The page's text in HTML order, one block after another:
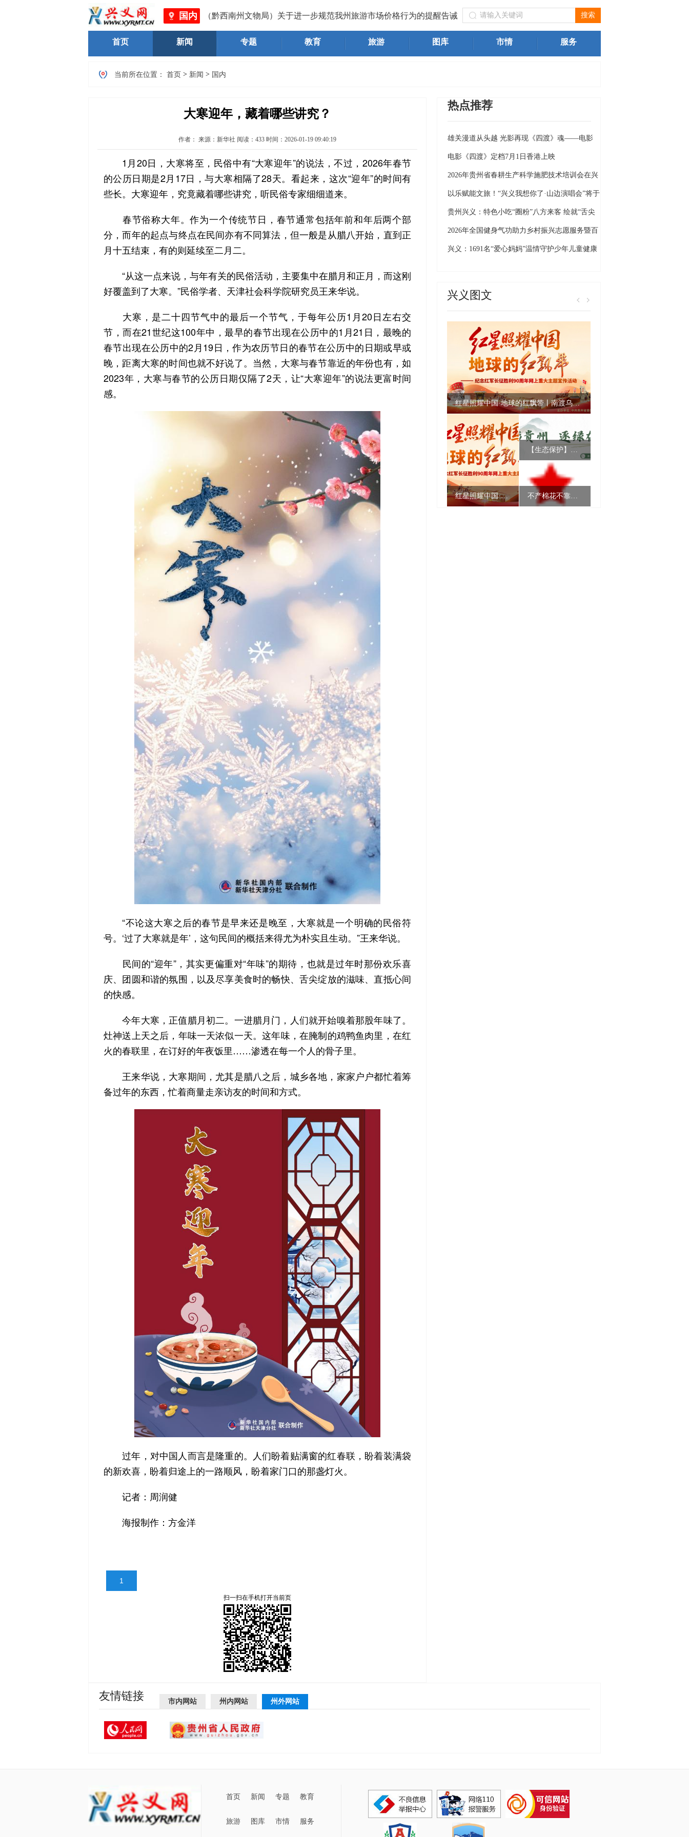
国内
市场监督管理局 、黔西南州文化体育广电旅游局（黔西南州文物局）关于进一步规范我州旅游市场价格行为的提醒告诫函 兴义市文体广电旅游局、兴义市发展和改革局、兴义市市场
首页 新闻 专题 教育 旅游 图库 市情 服务
当前所在位置： 首页 > 新闻 > 国内
大寒迎年，藏着哪些讲究？
作者： 来源：新华社 阅读： 433 时间： 2026-01-19 09:40:19
1月20日，大寒将至，民俗中有“大寒迎年”的说法，不过，2026年春节
的公历日期是2月17日，与大寒相隔了28天。看起来，这次“迎年”的时间有
些长。大寒迎年，究竟藏着哪些讲究，听民俗专家细细道来。
春节俗称大年。作为一个传统节日，春节通常包括年前和年后两个部
分，而年的起点与终点在民间亦有不同算法，但一般是从腊八开始，直到正
月十五结束，有的则延续至二月二。
“从这一点来说，与年有关的民俗活动，主要集中在腊月和正月，而这刚
好覆盖到了大寒。”民俗学者、天津社会科学院研究员王来华说。
大寒，是二十四节气中的最后一个节气，于每年公历1月20日左右交
节，而在21世纪这100年中，最早的春节出现在公历中的1月21日，最晚的
春节出现在公历中的2月19日，作为农历节日的春节在公历中的日期或早或
晚，距离大寒的时间也就不好说了。当然，大寒与春节靠近的年份也有，如
2023年，大寒与春节的公历日期仅隔了2天，让“大寒迎年”的说法更富时间
感。
“不论这大寒之后的春节是早来还是晚至，大寒就是一个明确的民俗符
号。‘过了大寒就是年’，这句民间的概括来得尤为朴实且生动。”王来华说。
民间的“迎年”，其实更偏重对“年味”的期待，也就是过年时那份欢乐喜
庆、团圆和谐的氛围，以及尽享美食时的畅快、舌尖绽放的滋味、直抵心间
的快感。
今年大寒，正值腊月初二。一进腊月门，人们就开始嗅着那股年味了。
灶神送上天之后，年味一天浓似一天。这年味，在腌制的鸡鸭鱼肉里，在红
火的春联里，在订好的年夜饭里……渗透在每一个人的骨子里。
王来华说，大寒期间，尤其是腊八之后，城乡各地，家家户户都忙着筹
备过年的东西，忙着商量走亲访友的时间和方式。
过年，对中国人而言是隆重的。人们盼着贴满窗的红春联，盼着装满袋
的新欢喜，盼着归途上的一路顺风，盼着家门口的那盏灯火。
记者：周润健
海报制作：方金洋
1
扫一扫在手机打开当前页
热点推荐
雄关漫道从头越 光影再现《四渡》魂——电影
《四渡》定档6月26日
电影《四渡》定档7月1日香港上映
2026年贵州省春耕生产科学施肥技术培训会在兴
义举行
以乐赋能文旅！“兴义我想你了·山边演唱会”将于
7月18日燃情开唱
贵州兴义：特色小吃“圈粉”八方来客 绘就“舌尖
上的旅居”新画卷
2026年全国健身气功助力乡村振兴志愿服务暨百
城千村交流展示活动贵州省启动仪式（黔西南
兴义：1691名“爱心妈妈”温情守护少年儿童健康
兴义图文
红星照耀中国·地球的红飘带丨南渡乌江：假电调敌 绝境智渡
红星照耀中国·地球的红飘带丨中央红军长征南渡乌江过息烽六天五夜之三场战斗
【生态保护】邢江河归来｜“红水沟”蝶变幸福河
不产棉花不靠海，贵州发展纺织服装靠什么？丨“黔”进的力量
友情链接 市内网站 州内网站 州外网站
首页 新闻 专题 教育
旅游 图库 市情 服务